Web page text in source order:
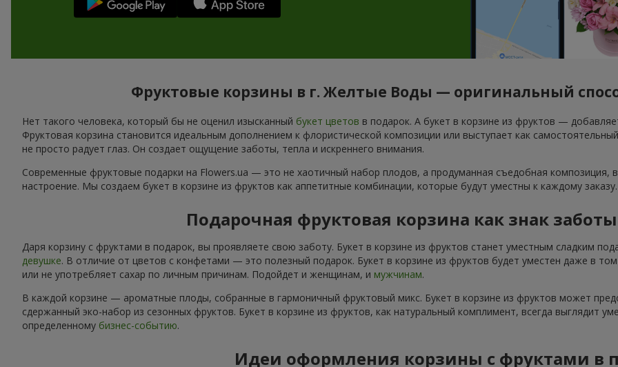
Фруктовые корзины в г. Желтые Воды — оригинальный
Нет такого человека, который бы не оценил изысканный букет цветов в подарок. А букет в корзине из фруктов —
Фруктовая корзина становится идеальным дополнением к флористической композиции или выступает как
не просто радует глаз. Он создает ощущение заботы, тепла и искреннего внимания.
Современные фруктовые подарки на Flowers.ua — это не хаотичный набор плодов, а продуманная съедобная
настроение. Мы создаем букет в корзине из фруктов как аппетитные комбинации, которые будут уместны к каждому заказу.
Подарочная фруктовая корзина как знак
Даря корзину с фруктами в подарок, вы проявляете свою заботу. Букет в корзине из фруктов станет уместным сладким
девушке. В отличие от цветов с конфетами — это полезный подарок. Букет в корзине из фруктов будет уместен даже в
или не употребляет сахар по личным причинам. Подойдет и женщинам, и мужчинам.
В каждой корзине — ароматные плоды, собранные в гармоничный фруктовый микс. Букет в корзине из фруктов может
сдержанный эко-набор из сезонных фруктов. Букет в корзине из фруктов, как натуральный комплимент, всегда выглядит
определенному бизнес-событию.
Идеи оформления корзины с фруктами в